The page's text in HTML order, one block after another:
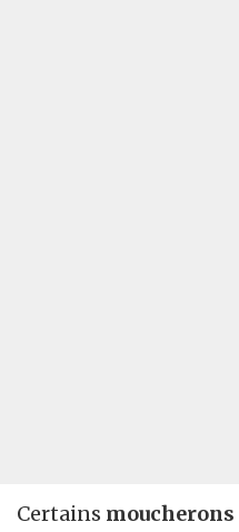
Certains moucherons